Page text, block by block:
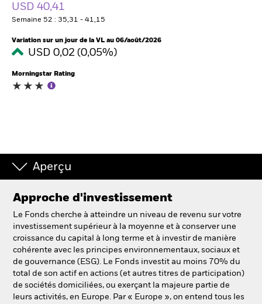
USD 40,41
Semaine 52 : 35,31 - 41,15
Variation sur un jour de la VL au 06/août/2026
USD 0,02 (0,05%)
Morningstar Rating
Aperçu
Approche d'investissement
Le Fonds cherche à atteindre un niveau de revenu sur votre
investissement supérieur à la moyenne et à conserver une
croissance du capital à long terme et à investir de manière
cohérente avec les principes environnementaux, sociaux et
de gouvernance (ESG). Le Fonds investit au moins 70% du
total de son actif en actions (et autres titres de participation)
de sociétés domiciliées, ou exerçant la majeure partie de
leurs activités, en Europe. Par « Europe », on entend tous les